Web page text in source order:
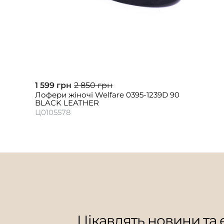
1 599 грн 2 850 грн
Лофери жіночі Welfare 0395-1239D 90
BLACK LEATHER
Ц0105578
Цікавлять новини та